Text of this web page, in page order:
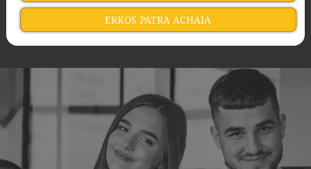
ERKOS PATRA ACHAIA